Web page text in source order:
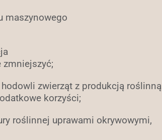
maszynowego
zmniejszyć;
zwierząt z produkcją roślinną
korzyści;
roślinnej uprawami okrywowymi,